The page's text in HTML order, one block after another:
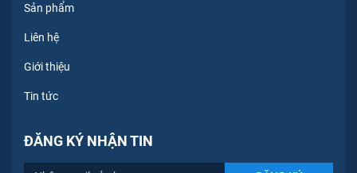
Sản phẩm
Liên hệ
Giới thiệu
Tin tức
ĐĂNG KÝ NHẬN TIN